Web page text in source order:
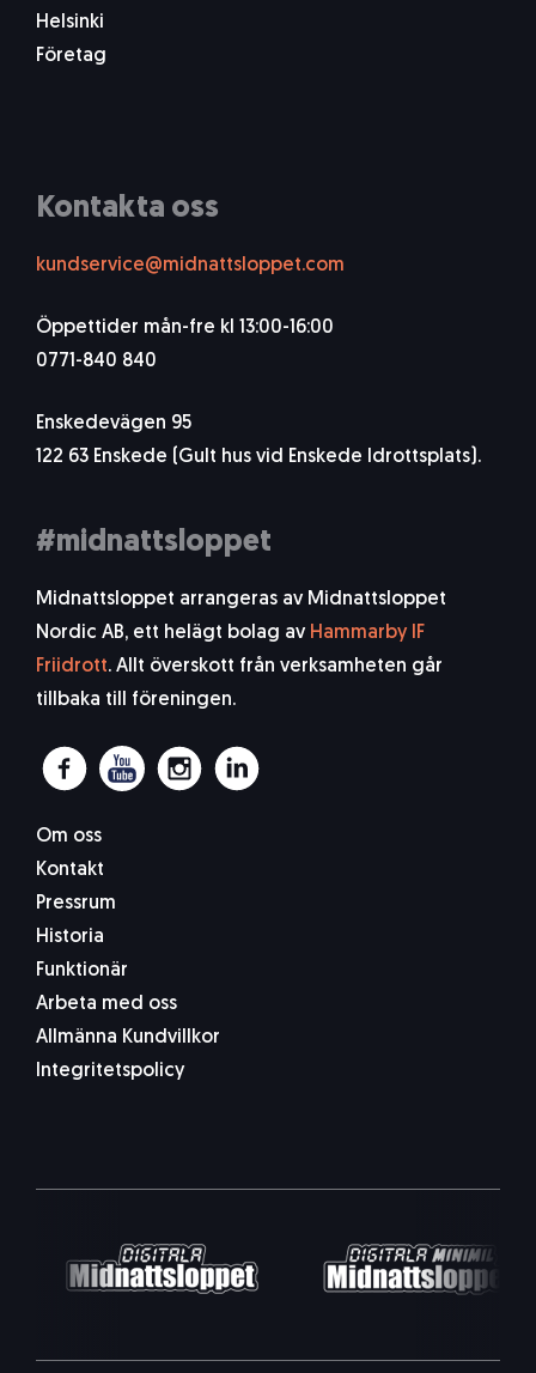
Helsinki
Företag
Kontakta oss
kundservice@midnattsloppet.com
Öppettider mån-fre kl 13:00-16:00
0771-840 840
Enskedevägen 95
122 63 Enskede (Gult hus vid Enskede Idrottsplats).
#midnattsloppet
Midnattsloppet arrangeras av Midnattsloppet
Nordic AB, ett helägt bolag av Hammarby IF
Friidrott. Allt överskott från verksamheten går
tillbaka till föreningen.
Om oss
Kontakt
Pressrum
Historia
Funktionär
Arbeta med oss
Allmänna Kundvillkor
Integritetspolicy